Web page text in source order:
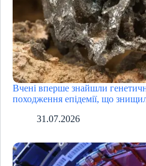
Вчені вперше знайшли
походження епідемії, що
31.07.2026